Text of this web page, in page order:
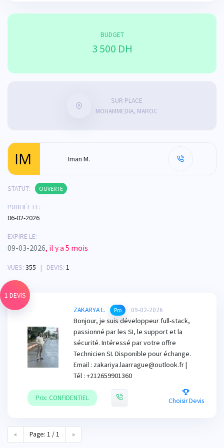
BUDGET
3 500 DH
SUR PLACE
MOHAMMEDIA, MAROC
Iman M.
STATUT: OUVERTE
PUBLIÉE LE:
06-02-2026
EXPIRE LE:
09-03-2026, il y a 5 mois
VUES: 355 | DEVIS: 1
1 DEVIS
ZAKARYA L.
Pro 09-02-2026
Bonjour, je suis développeur full-stack,
passionné par les SI, le support et la
sécurité. Intéressé par votre offre
Technicien SI. Disponible pour échange.
Email : zakariya.laarrague@outlook.fr |
Tél : +212659901360
Prix: CONFIDENTIEL Choisir Devis
« Page: 1 / 1 »